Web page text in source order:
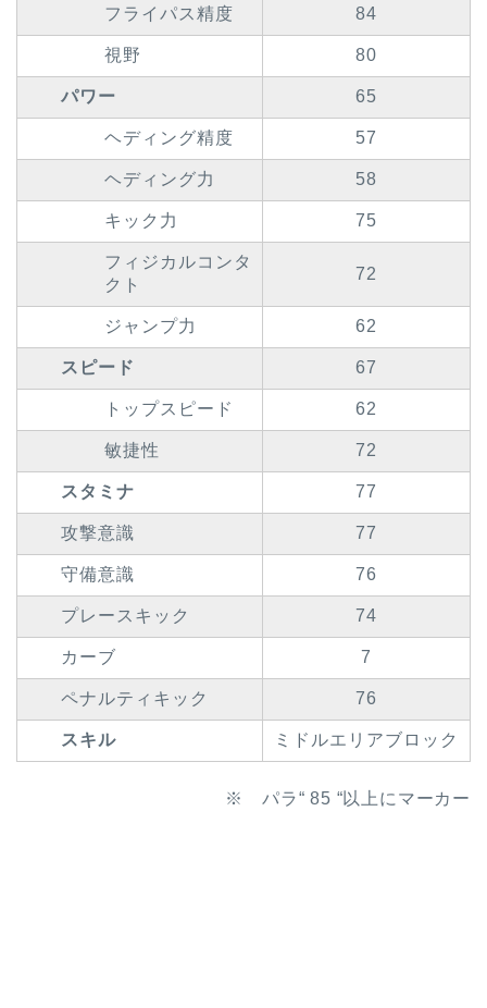
フライパス精度 84
視野 80
パワー 65
ヘディング精度 57
ヘディング力 58
キック力 75
フィジカルコンタ
クト
72
ジャンプ力 62
スピード 67
トップスピード 62
敏捷性 72
スタミナ 77
攻撃意識 77
守備意識 76
プレースキック 74
カーブ 7
ペナルティキック 76
スキル ミドルエリアブロック
※ パラ“ 85 “以上にマーカー